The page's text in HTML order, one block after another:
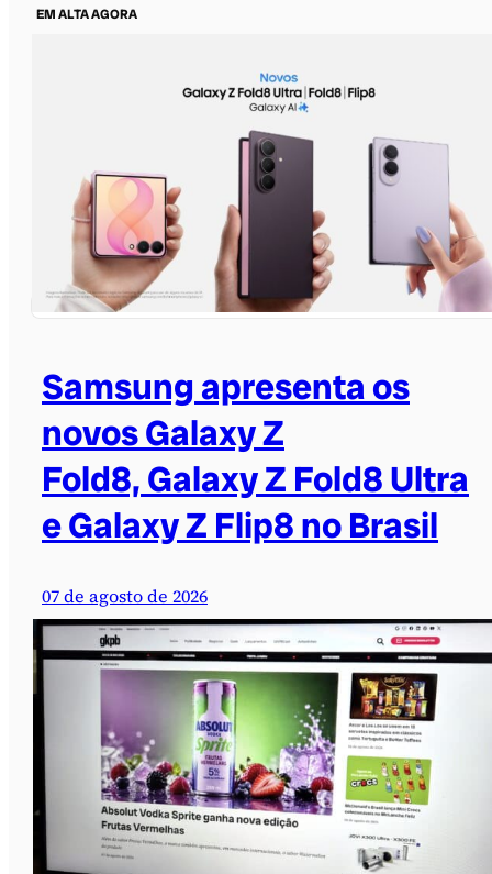
EM ALTA AGORA
Samsung apresenta os
novos Galaxy Z
Fold8, Galaxy Z Fold8 Ultra
e Galaxy Z Flip8 no Brasil
07 de agosto de 2026